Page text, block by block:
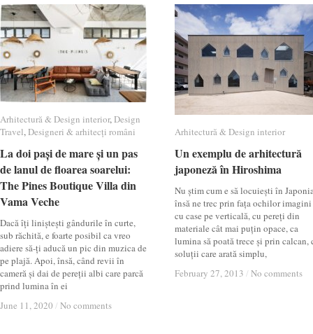
Arhitectură & Design interior,Design
Travel,Designeri & arhitecți români
La doi pași de mare și un pas
de lanul de floarea soarelui:
The Pines Boutique Villa din
Vama Veche
Dacă îți liniștești gândurile în curte,
sub răchită, e foarte posibil ca vreo
adiere să-ți aducă un pic din muzica de
pe plajă. Apoi, însă, când revii în
cameră și dai de pereții albi care parcă
prind lumina în ei
June 11, 2020 / No comments
Arhitectură & Design interior Design
Travel Designeri & arhitecți români
La doi pași de mare și un pas
de lanul de floarea soarelui:
The Pines Boutique Villa din
Vama Veche
June 11, 2020 / No comments
Arhitectură & Design interior
Un exemplu de arhitectură
japoneză în Hiroshima
Nu știm cum e să locuiești în
însă ne trec prin fața ochilor imagini
cu case pe verticală, cu pereți din
materiale cât mai puțin opace, ca
lumina să poată trece și prin calcan,
soluții care arată simplu,
February 27, 2013 / No comments
Arhitectură & Design interior
Un exemplu de arhitectură
japoneză în Hiroshima
February 27, 2013 / No comments